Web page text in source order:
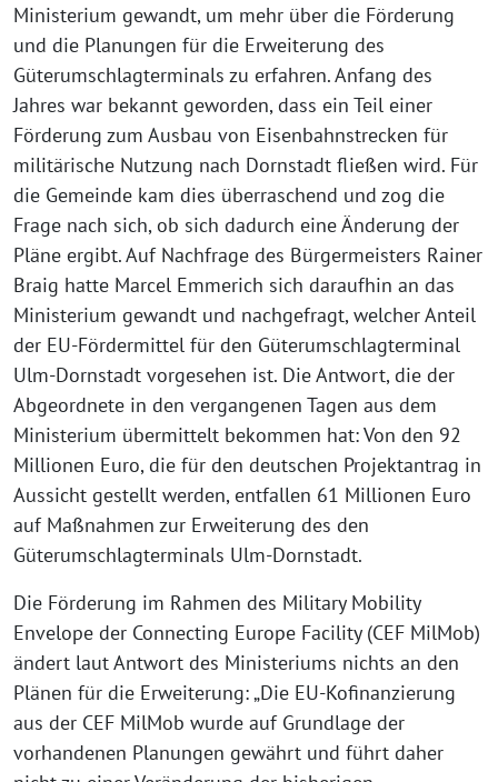
Ministerium gewandt, um mehr über die Förderung
und die Planungen für die Erweiterung des
Güterumschlagterminals zu erfahren. Anfang des
Jahres war bekannt geworden, dass ein Teil einer
Förderung zum Ausbau von Eisenbahnstrecken für
militärische Nutzung nach Dornstadt fließen wird. Für
die Gemeinde kam dies überraschend und zog die
Frage nach sich, ob sich dadurch eine Änderung der
Pläne ergibt. Auf Nachfrage des Bürgermeisters Rainer
Braig hatte Marcel Emmerich sich daraufhin an das
Ministerium gewandt und nachgefragt, welcher Anteil
der EU-Fördermittel für den Güterumschlagterminal
Ulm-Dornstadt vorgesehen ist. Die Antwort, die der
Abgeordnete in den vergangenen Tagen aus dem
Ministerium übermittelt bekommen hat: Von den 92
Millionen Euro, die für den deutschen Projektantrag in
Aussicht gestellt werden, entfallen 61 Millionen Euro
auf Maßnahmen zur Erweiterung des den
Güterumschlagterminals Ulm-Dornstadt.
Die Förderung im Rahmen des Military Mobility
Envelope der Connecting Europe Facility (CEF MilMob)
ändert laut Antwort des Ministeriums nichts an den
Plänen für die Erweiterung: „Die EU-Kofinanzierung
aus der CEF MilMob wurde auf Grundlage der
vorhandenen Planungen gewährt und führt daher